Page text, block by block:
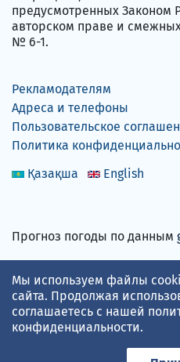
предусмотренных Законом
авторском праве и смежных
№ 6-1.
Рекламодателям
Адреса и телефоны
Пользовательское
Политика
Қазақша
English
Прогноз погоды по данным
Принимаем карты
Мы используем файлы
сайта. Продолжая
соглашаетесь с нашей
конфиденциальности.